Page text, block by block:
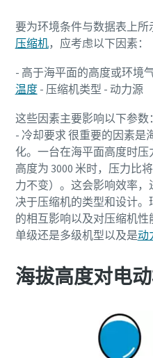
您需要了解的一切关
要为环境条件与数据表上
压缩机，应考虑以下因素：
- 高于海平面的高度或环境
温度- 压缩机类型 - 动力源
这些因素主要影响以下参数
- 冷却要求 很重要的因素是
化。一台在海平面高度时压
高度为 3000 米时，压力比
力不变）。这会影响效率
决于压缩机的类型和设计
的相互影响以及对压缩机
单级还是多级机型以及是动
海拔高度对电